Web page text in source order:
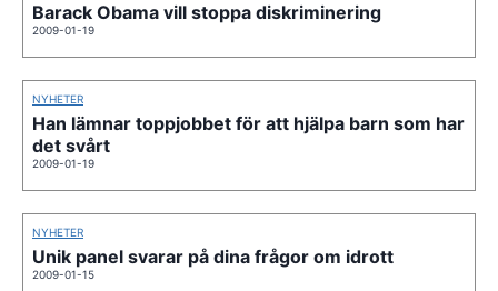
Barack Obama vill stoppa diskriminering
2009-01-19
NYHETER
Han lämnar toppjobbet för att hjälpa barn som har
det svårt
2009-01-19
NYHETER
Unik panel svarar på dina frågor om idrott
2009-01-15